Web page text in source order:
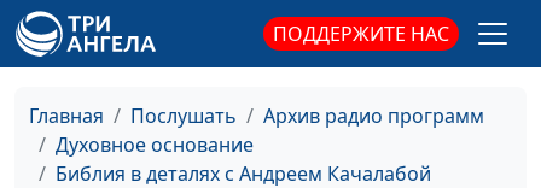
ПОДДЕРЖИТЕ НАС
Главная Послушать
Архив радио программ
Духовное основание
Библия в деталях с Андреем Качалабой